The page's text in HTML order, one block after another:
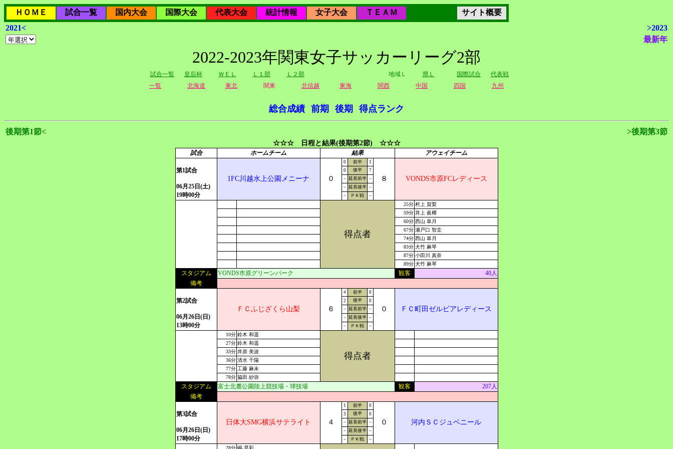
ＨＯＭＥ 試合一覧 国内大会 国際大会 代表大会 統計情報 女子大会 ＴＥＡＭ
サイト概要
2021<
>2023
最新年
2022-2023年関東女子サッカーリーグ2部
試合一覧 皇后杯 ＷＥＬ Ｌ１部 Ｌ２部 地域Ｌ 県Ｌ 国際試合
代表戦
一覧
北海道 東北 関東 北信越 東海 関西 中国 四国 九州
総合成績 前期 後期 得点ランク
後期第1節< >後期第3節
☆☆☆ 日程と結果(後期第2節) ☆☆☆
試合 ホームチーム 結果 アウェイチーム
第1試合
06月25日(土)
19時00分
1FC川越水上公園メニーナ ０
0 前半 1
８ VONDS市原FCレディース
0 後半
7
－ 延長前半 －
－ 延長後半 －
－
ＰＫ戦 －
得点者
25分 村上 賀梨
59分 井上 眞椰
60分 西山 皐月
67分 瀬戸口 智圭
74分 西山 皐月
83分 犬竹 麻琴
87分 小田川 真奈
89分 犬竹 麻琴
スタジアム VONDS市原グリーンパーク 観客
40人
備考
第2試合
06月26日(日)
13時00分
ＦＣふじざくら山梨 ６
4 前半 0
０ ＦＣ町田ゼルビアレディース
2 後半
0
－ 延長前半 －
－ 延長後半 －
－
ＰＫ戦 －
10分 鈴木 和遥
得点者
27分 鈴木 和遥
33分 井原 美波
36分 清水 千陽
77分 工藤 麻未
78分 脇田 紗弥
スタジアム 富士北麓公園陸上競技場・球技場 観客
207人
備考
第3試合
06月26日(日)
17時00分
日体大SMG横浜サテライト ４
1 前半 0
０ 河内ＳＣジュベニール
3 後半
0
－ 延長前半 －
－ 延長後半 －
－
ＰＫ戦 －
28分 嶋 早彩